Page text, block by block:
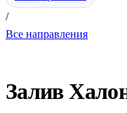
/
Все направления
Залив